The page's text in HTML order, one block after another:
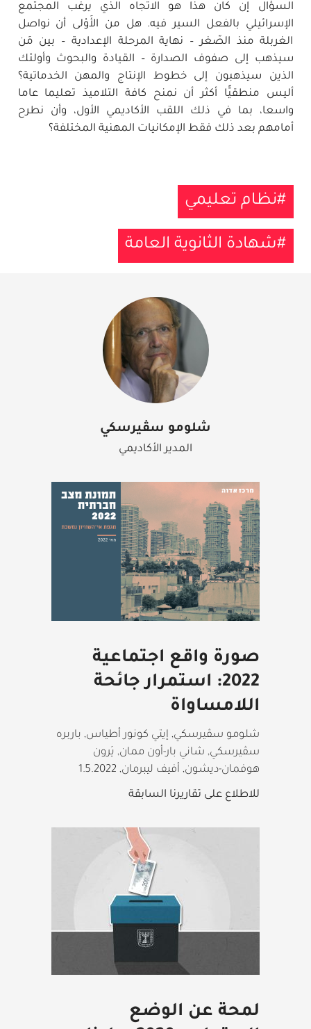
السؤال إن كان هذا هو الاتجاه الذي يرغب المجتمع
الإسرائيلي بالفعل السير فيه. هل من الأَوْلى أن نواصل
الغربلة منذ الصّغر – نهاية المرحلة الإعدادية – بين مَن
سيذهب إلى صفوف الصدارة – القيادة والبحوث وأولئك
الذين سيذهبون إلى خطوط الإنتاج والمهن الخدماتية؟
أليس منطقيًّا أكثر أن نمنح كافة التلاميذ تعليما عاما
واسعا، بما في ذلك اللقب الأكاديمي الأول، وأن نطرح
أمامهم بعد ذلك فقط الإمكانيات المهنية المختلفة؟
نظام تعليمي
شهادة الثانوية العامة
شلومو سڤيرسكي
المدير الأكاديمي
صورة واقع اجتماعية
2022: استمرار جائحة
اللامساواة
شلومو سڤيرسكي, إيتي كونور أطياس, باربره
سڤيرسكي, شاني بار-أون ممان, يَرون
هوفمان-ديشون, أفيف ليبرمان,
1.5.2022
للاطلاع على تقاريرنا السابقة
لمحة عن الوضع